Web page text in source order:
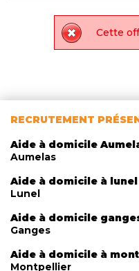
Cette
RECRUTEMENT
Aide à domicile
Aumelas
Aide à domicile à lunel
Lunel
Aide à domicile
Ganges
Aide à domicile à
Montpellier